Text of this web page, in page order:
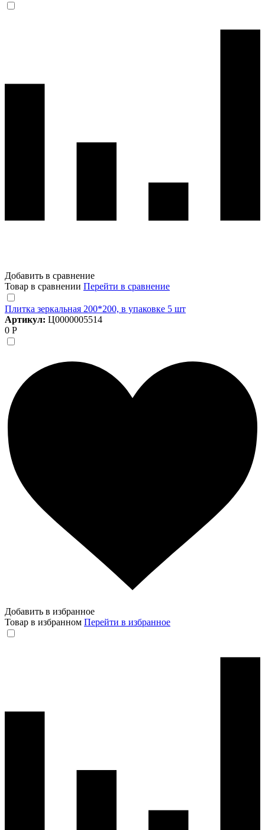
Добавить в сравнение
Товар в сравнении Перейти в сравнение
Плитка зеркальная 200*200, в упаковке 5 шт
Артикул: Ц0000005514
0 Р
Добавить в избранное
Товар в избранном Перейти в избранное